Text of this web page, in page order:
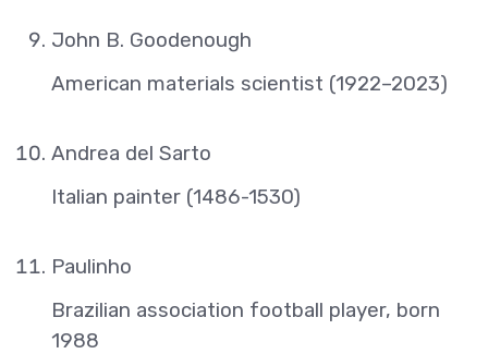
John B. Goodenough
American materials scientist (1922–2023)
Andrea del Sarto
Italian painter (1486-1530)
Paulinho
Brazilian association football player, born
1988